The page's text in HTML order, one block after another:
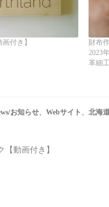
付き】
財布
2023
革細工
お知らせ 、Webサイト 、北海
【動画付き】